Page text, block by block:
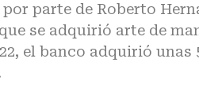
por parte de Roberto
se adquirió arte de
el banco adquirió